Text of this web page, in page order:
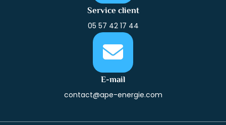
Service client
05 57 42 17 44
E-mail
contact@ape-energie.com